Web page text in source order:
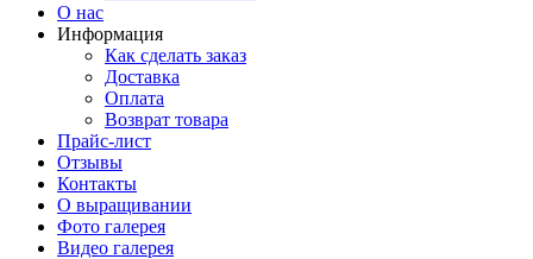
О нас
Информация
Как сделать заказ
Доставка
Оплата
Возврат товара
Прайс-лист
Отзывы
Контакты
О выращивании
Фото галерея
Видео галерея